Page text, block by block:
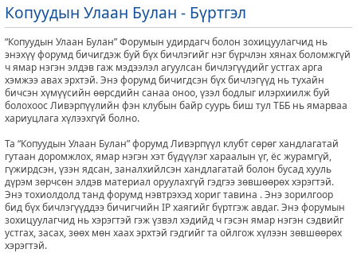
Копуудын Улаан Булан - Бүртгэл
“Копуудын Улаан Булан” Форумын удирдагч болон зохицуулагчид нь
энэхүү форумд бичигдэж буй бүх бичлэгийг нэг бүрчлэн хянах боломжгүй
ч ямар нэгэн элдэв гаж мэдээлэл агуулсан бичлэгүүдийг устгах арга
хэмжээ авах эрхтэй. Энэ форумд бичигдсэн бүх бичлэгүүд нь тухайн
бичсэн хүмүүсийн өөрсдийн санаа оноо, үзэл бодлыг илэрхиилж буй
болохоос Ливэрпүүлийн фэн клубын байр суурь биш тул ТББ нь ямарваа
хариуцлага хүлээхгүй болно.
Та “Копуудын Улаан Булан” форумд Ливэрпүүл клубт сөрөг хандлагатай
гутаан доромжлох, ямар нэгэн хэт бүдүүлэг хараалын үг, ёс журамгүй,
гүжирдсэн, үзэн ядсан, заналхийлсэн хандлагатай болон бусад хууль
дүрэм зөрчсөн элдэв материал оруулахгүй гэдгээ зөвшөөрөх хэрэгтэй.
Энэ тохиолдолд танд форумд нэвтрэхэд хориг тавина . Энэ зорилгоор
бид бүх бичлэгүүддээ бичигчийн IP хаягийг бүртгэж авдаг. Энэ форумын
зохицуулагчид нь хэрэгтэй гэж үзвэл хэдийд ч гэсэн ямар нэгэн сэдвийг
устгах, засах, зөөх мөн хаах эрхтэй гэдгийг та ойлгож хүлээн зөвшөөрөх
хэрэгтэй.